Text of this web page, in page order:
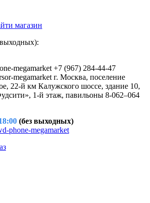
магазин
+7 (967) 284-44-47
г. Москва, поселение
22-й км Калужского шоссе, здание 10,
1-й этаж, павильоны 8-062–064
(без выходных)